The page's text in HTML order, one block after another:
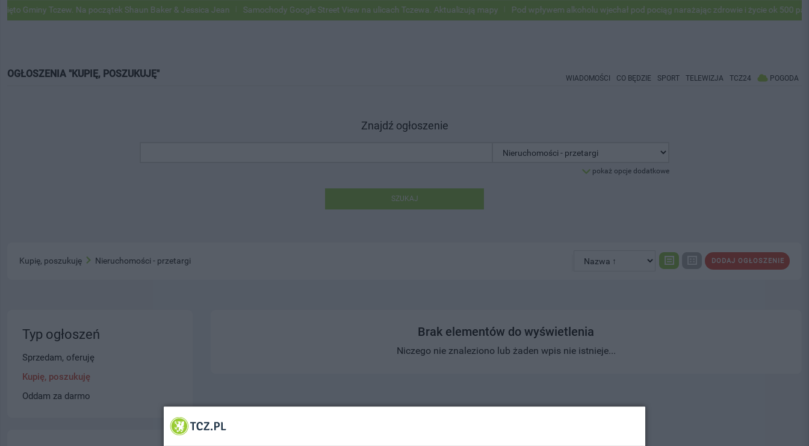
Tczew. Na początek Shaun Baker & Jessica Jean Samochody Google Street View na ulicach Tczewa. Aktualizują mapy Pod wpływem alkoholu wjechał pod pociąg narażając zdrowie i życie ok 500
OGŁOSZENIA "KUPIĘ, POSZUKUJĘ" WIADOMOŚCI CO BĘDZIE SPORT TELEWIZJA TCZ24 POGODA
Znajdź ogłoszenie
pokaż opcje dodatkowe
SZUKAJ
DODAJ OGŁOSZENIE
Kupię, poszukuję Nieruchomości - przetargi
Brak elementów do wyświetlenia
Niczego nie znaleziono lub żaden wpis nie istnieje...
Typ ogłoszeń
Sprzedam, oferuję
Kupię, poszukuję
Oddam za darmo